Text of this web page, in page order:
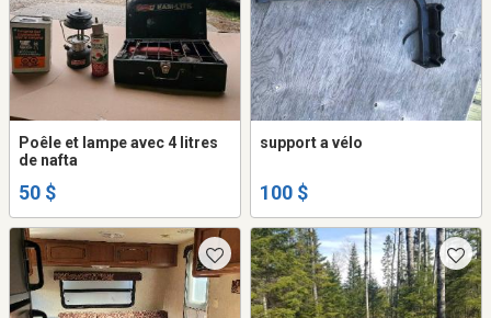
Poêle et lampe avec 4 litres
de nafta
50 $
support a vélo
100 $